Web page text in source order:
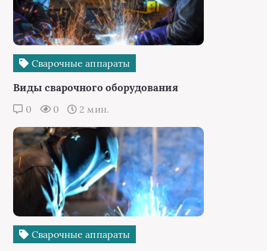
Сварочные аппараты
Виды сварочного оборудования
0 0 2 мин.
Сварочные аппараты